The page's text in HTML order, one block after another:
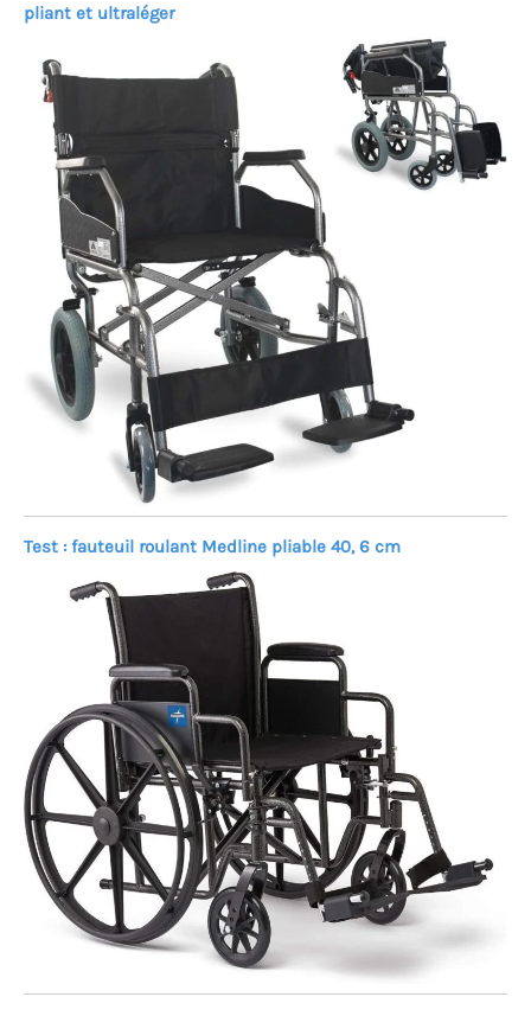
pliant et ultraléger
Test : fauteuil roulant Medline pliable 40, 6 cm